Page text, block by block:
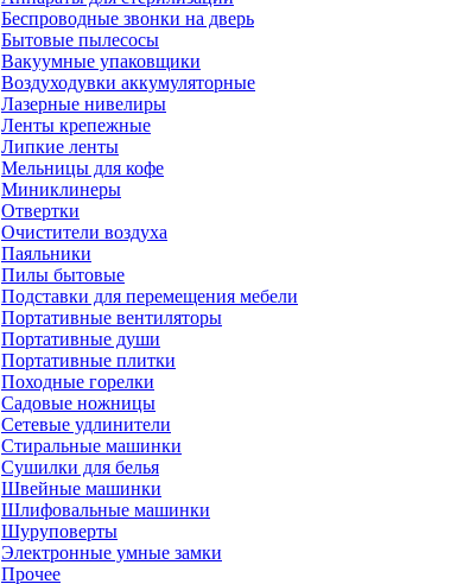
Беспроводные звонки на дверь
Бытовые пылесосы
Вакуумные упаковщики
Воздуходувки аккумуляторные
Лазерные нивелиры
Ленты крепежные
Липкие ленты
Мельницы для кофе
Миниклинеры
Отвертки
Очистители воздуха
Паяльники
Пилы бытовые
Подставки для перемещения мебели
Портативные вентиляторы
Портативные души
Портативные плитки
Походные горелки
Садовые ножницы
Сетевые удлинители
Стиральные машинки
Сушилки для белья
Швейные машинки
Шлифовальные машинки
Шуруповерты
Электронные умные замки
Прочее